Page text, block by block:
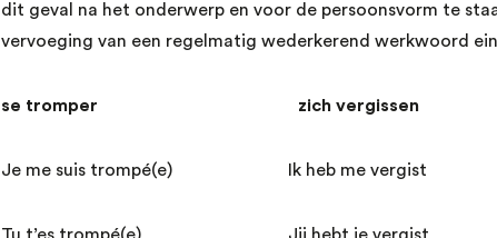
dit geval na het onderwerp en voor de persoonsvorm te
vervoeging van een regelmatig wederkerend werkwoord
se tromper zich vergissen
Je me suis trompé(e) Ik heb me vergist